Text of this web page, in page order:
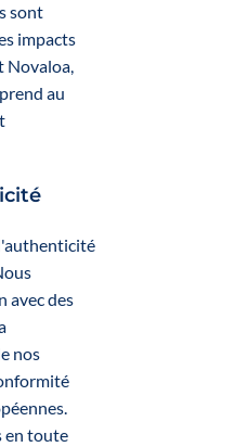
sont
impacts
Novaloa,
au
avec des
nos
en toute